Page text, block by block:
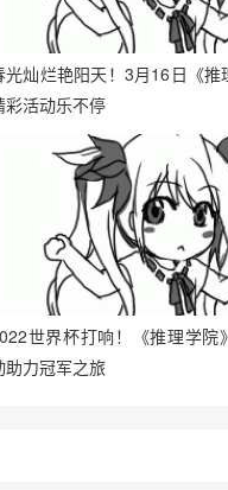
光灿烂艳阳天！3月16日《推
彩活动乐不停
世界杯打响！《推理学院
助力冠军之旅